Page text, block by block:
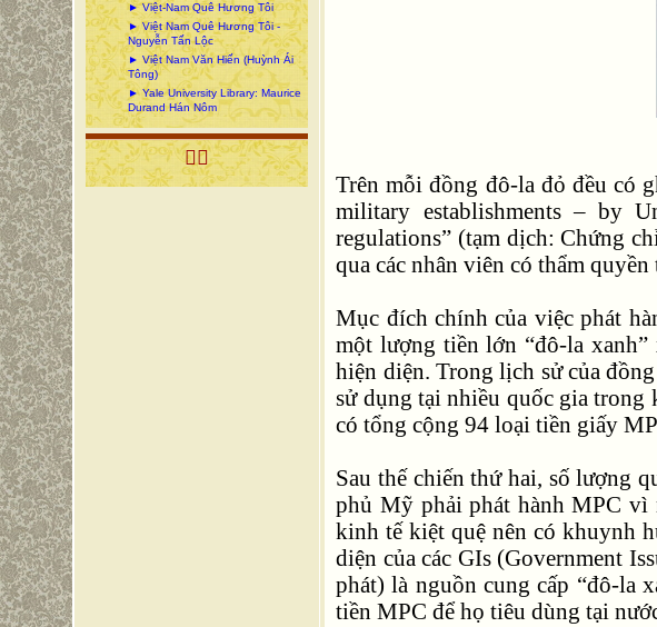
► Việt-Nam Quê Hương Tôi
► Việt Nam Quê Hương Tôi -
Nguyễn Tấn Lộc
► Việt Nam Văn Hiến (Huỳnh Ái
Tông)
► Yale University Library: Maurice
Durand Hán Nôm

Trên mỗi đồng đô-la đỏ đều có
military establishments – by
regulations” (tạm dịch: Chứng
qua các nhân viên có thẩm
Mục đích chính của việc phát
một lượng tiền lớn “đô-la
hiện diện. Trong lịch sử của
sử dụng tại nhiều quốc gia trong
có tổng cộng 94 loại tiền giấy
Sau thế chiến thứ hai, số lượng
phủ Mỹ phải phát hành MPC vì
kinh tế kiệt quệ nên có khuynh
diện của các GIs (Government
phát) là nguồn cung cấp “đô-la
tiền MPC để họ tiêu dùng tại